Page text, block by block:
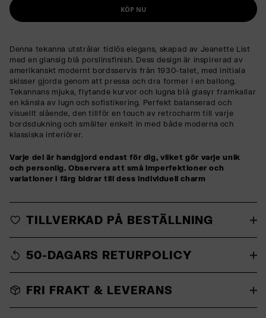
KÖP NU
Denna tekanna utstrålar tidlös elegans, skapad av Jeanette List
med en glansig blå porslinsfinish. Dess design är inspirerad av
amerikanskt modernt bordsservis från 1930-talet, med initiala
skisser gjorda genom att pressa och dra former i en ballong.
Tekannans mjuka, flytande kurvor och lugna blå glasyr framkallar
en känsla av lugn och sofistikering. Perfekt balanserad och
visuellt slående, den tillför en touch av retrocharm till varje
bordsdukning och smälter enkelt in med både moderna och
klassiska interiörer.
Varje del är handgjord endast för dig, vilket gör varje unik
och personlig. Observera att små imperfektioner och
variationer i färg bidrar till dess individuell charm
TILLVERKAD PÅ BESTÄLLNING
50-DAGARS RETURPOLICY
FRI FRAKT & LEVERANS